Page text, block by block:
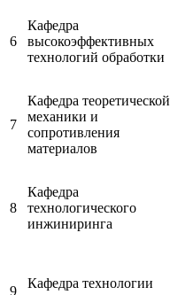
6
Кафедра
высокоэффективных
технологий обработки
7
Кафедра теоретической
механики и
сопротивления
материалов
8
Кафедра
технологического
инжиниринга
9
Кафедра технологии